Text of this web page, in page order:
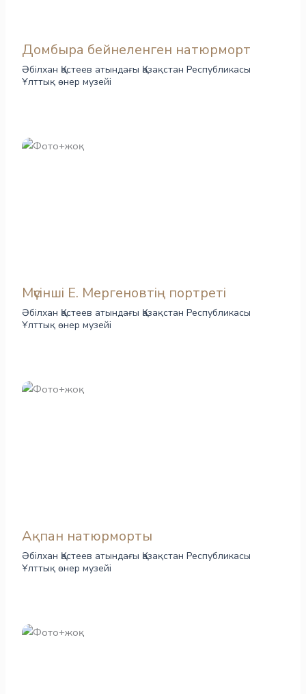
Домбыра бейнеленген натюрморт
Әбілхан Қастеев атындағы Қазақстан Республикасы
Ұлттық өнер музейі
Мүсінші Е. Мергеновтің портреті
Әбілхан Қастеев атындағы Қазақстан Республикасы
Ұлттық өнер музейі
Ақпан натюрморты
Әбілхан Қастеев атындағы Қазақстан Республикасы
Ұлттық өнер музейі